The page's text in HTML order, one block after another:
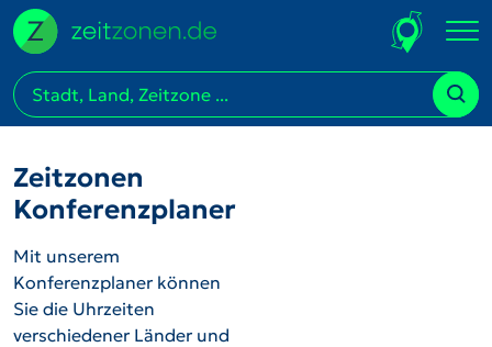
Zeitzonen
Konferenzplaner
Mit unserem
Konferenzplaner können
Sie die Uhrzeiten
verschiedener Länder und